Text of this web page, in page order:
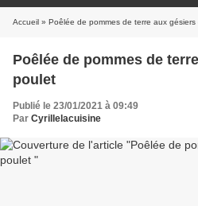
Accueil » Poêlée de pommes de terre aux
Poêlée de pommes de
poulet
Publié le 23/01/2021 à 09:49
Par Cyrillelacuisine